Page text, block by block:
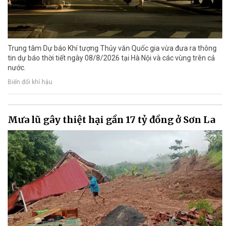
Trung tâm Dự báo Khí tượng Thủy văn Quốc gia vừa đưa ra thông
tin dự báo thời tiết ngày 08/8/2026 tại Hà Nội và các vùng trên cả
nước.
Biến đổi khí hậu
Mưa lũ gây thiệt hại gần 17 tỷ đồng ở Sơn La